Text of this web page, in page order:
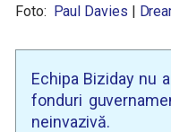
Foto: Paul Davies |
Echipa Biziday nu
fonduri
neinvazivă.